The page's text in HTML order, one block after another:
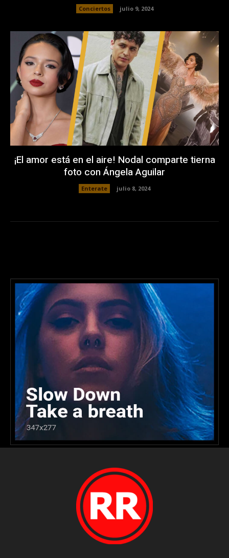
Conciertos julio 9, 2024
¡El amor está en el aire! Nodal comparte tierna
foto con Ángela Aguilar
Enterate julio 8, 2024